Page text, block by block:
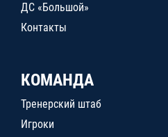
ДС «Большой»
Контакты
КОМАНДА
Тренерский штаб
Игроки